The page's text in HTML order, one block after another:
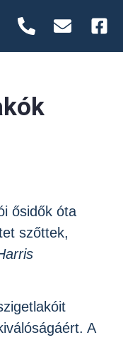
ősidők óta
szőttek,
A